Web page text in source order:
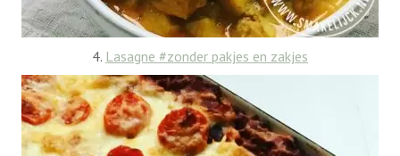
4. Lasagne #zonder pakjes en zakjes